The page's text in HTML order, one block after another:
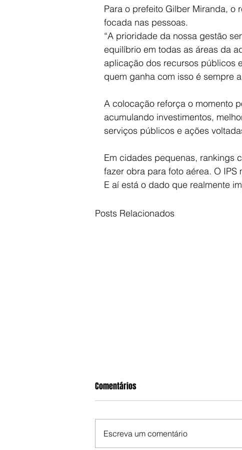
Para o prefeito Gilber Miranda, o
focada nas pessoas.
“A prioridade da nossa gestão
equilíbrio em todas as áreas da
aplicação dos recursos públicos
quem ganha com isso é sempre
A colocação reforça o momento
acumulando investimentos,
serviços públicos e ações
Em cidades pequenas, rankings
fazer obra para foto aérea. O
E aí está o dado que realmente
Posts Relacionados
Comentários
Escreva um comentário